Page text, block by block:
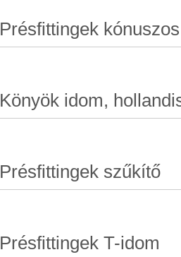
Présfittingek
Könyök idom,
Présfittingek szűkítő
Présfittingek T-idom